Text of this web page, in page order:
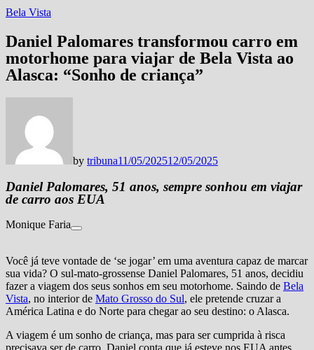
Bela Vista
Daniel Palomares transformou carro em
motorhome para viajar de Bela Vista ao
Alasca: “Sonho de criança”
by tribuna11/05/202512/05/2025
Daniel Palomares, 51 anos, sempre sonhou em viajar
de carro aos EUA
Monique Faria
Você já teve vontade de ‘se jogar’ em uma aventura capaz de marcar
sua vida? O sul-mato-grossense Daniel Palomares, 51 anos, decidiu
fazer a viagem dos seus sonhos em seu motorhome. Saindo de Bela
Vista, no interior de Mato Grosso do Sul, ele pretende cruzar a
América Latina e do Norte para chegar ao seu destino: o Alasca.
A viagem é um sonho de criança, mas para ser cumprida à risca